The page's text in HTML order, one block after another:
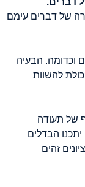
של דברים עימם
וכדומה. הבעיה
להשוות
של תעודה
יתכנו הבדלים
זהים